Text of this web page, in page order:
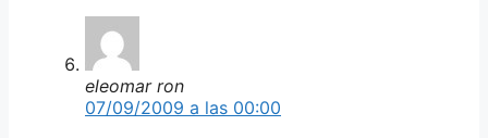
eleomar ron
07/09/2009 a las 00:00